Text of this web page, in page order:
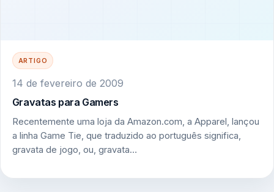
ARTIGO
14 de fevereiro de 2009
Gravatas para Gamers
Recentemente uma loja da Amazon.com, a Apparel, lançou
a linha Game Tie, que traduzido ao português significa,
gravata de jogo, ou, gravata…